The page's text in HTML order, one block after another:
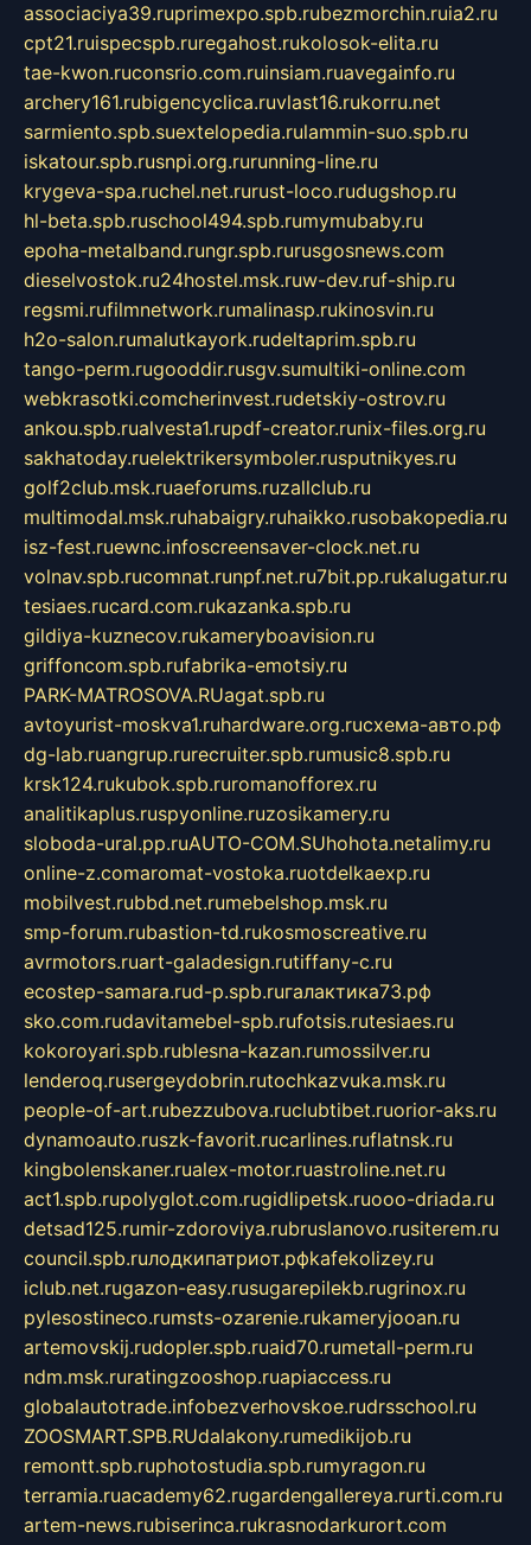
associaciya39.ruprimexpo.spb.rubezmorchin.ruia2.ru
cpt21.ruispecspb.ruregahost.rukolosok-elita.ru
tae-kwon.ruconsrio.com.ruinsiam.ruavegainfo.ru
archery161.rubigencyclica.ruvlast16.rukorru.net
sarmiento.spb.suextelopedia.rulammin-suo.spb.ru
iskatour.spb.rusnpi.org.rurunning-line.ru
krygeva-spa.ruchel.net.rurust-loco.rudugshop.ru
hl-beta.spb.ruschool494.spb.rumymubaby.ru
epoha-metalband.rungr.spb.rurusgosnews.com
dieselvostok.ru24hostel.msk.ruw-dev.ruf-ship.ru
regsmi.rufilmnetwork.rumalinasp.rukinosvin.ru
h2o-salon.rumalutkayork.rudeltaprim.spb.ru
tango-perm.rugooddir.rusgv.sumultiki-online.com
webkrasotki.comcherinvest.rudetskiy-ostrov.ru
ankou.spb.rualvesta1.rupdf-creator.runix-files.org.ru
sakhatoday.ruelektrikersymboler.rusputnikyes.ru
golf2club.msk.ruaeforums.ruzallclub.ru
multimodal.msk.ruhabaigry.ruhaikko.rusobakopedia.ru
isz-fest.ruewnc.infoscreensaver-clock.net.ru
volnav.spb.rucomnat.runpf.net.ru7bit.pp.rukalugatur.ru
tesiaes.rucard.com.rukazanka.spb.ru
gildiya-kuznecov.rukameryboavision.ru
griffoncom.spb.rufabrika-emotsiy.ru
PARK-MATROSOVA.RUagat.spb.ru
avtoyurist-moskva1.ruhardware.org.ruсхема-авто.рф
dg-lab.ruangrup.rurecruiter.spb.rumusic8.spb.ru
krsk124.rukubok.spb.ruromanofforex.ru
analitikaplus.ruspyonline.ruzosikamery.ru
sloboda-ural.pp.ruAUTO-COM.SUhohota.netalimy.ru
online-z.comaromat-vostoka.ruotdelkaexp.ru
mobilvest.rubbd.net.rumebelshop.msk.ru
smp-forum.rubastion-td.rukosmoscreative.ru
avrmotors.ruart-galadesign.rutiffany-c.ru
ecostep-samara.rud-p.spb.ruгалактика73.рф
sko.com.rudavitamebel-spb.rufotsis.rutesiaes.ru
kokoroyari.spb.rublesna-kazan.rumossilver.ru
lenderoq.rusergeydobrin.rutochkazvuka.msk.ru
people-of-art.rubezzubova.ruclubtibet.ruorior-aks.ru
dynamoauto.ruszk-favorit.rucarlines.ruflatnsk.ru
kingbolenskaner.rualex-motor.ruastroline.net.ru
act1.spb.rupolyglot.com.rugidlipetsk.ruooo-driada.ru
detsad125.rumir-zdoroviya.rubruslanovo.rusiterem.ru
council.spb.ruлодкипатриот.рфkafekolizey.ru
iclub.net.rugazon-easy.rusugarepilekb.rugrinox.ru
pylesostineco.rumsts-ozarenie.rukameryjooan.ru
artemovskij.rudopler.spb.ruaid70.rumetall-perm.ru
ndm.msk.ruratingzooshop.ruapiaccess.ru
globalautotrade.infobezverhovskoe.rudrsschool.ru
ZOOSMART.SPB.RUdalakony.rumedikijob.ru
remontt.spb.ruphotostudia.spb.rumyragon.ru
terramia.ruacademy62.rugardengallereya.rurti.com.ru
artem-news.rubiserinca.rukrasnodarkurort.com